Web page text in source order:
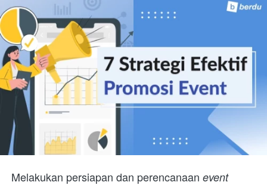
Melakukan persiapan dan perencanaan event